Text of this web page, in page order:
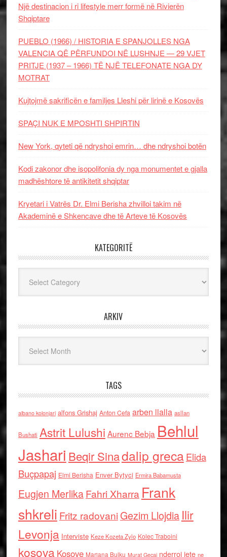
Një destinacion i ri lifestyle merr formë në Rivierën
Shqiptare
PUEBLO (1966) / HISTORIA E SPANJOLLES NGA
VALENCIA QË PËRFUNDOI NË LUSHNJE — 29 VJET
PRITJE (1937 – 1966) TË NJË TELEFONATE NGA DY
MOTRAT
Kujtojmë sakrificën e familjes Lleshi për lirinë e Kosovës
SPAÇI NUK E MPOSHTI SHPIRTIN
New York, qyteti që ndryshoi emrin… dhe ndryshoi botën
Kodi zakonor dhe isopolifonia dy nga monumentet e gjalla
madhështore të antikitetit shqiptar
Kryetari i Vatrës Dr. Elmi Berisha zhvilloi takim në
Akademinë e Shkencave dhe të Arteve të Kosovës
KATEGORITË
ARKIV
TAGS
albano kolonjari alfons Grishaj Anton Cefa arben llalla asllan
Bushati Astrit Lulushi Aurenc Bebja Behlul
Jashari Beqir Sinadalip grecaElida
Buçpapaj Elmi Berisha Enver Bytyci Ermira Babamusta
Eugjen MerlikaFahri Xharra Frank
shkreli Fritz radovaniGezim Llojdia Ilir
Levonja Interviste Keze Kozeta Zylo Kolec Traboini
kosova Kosove Marjana Bulku Murat Gecaj nderroi jete ne